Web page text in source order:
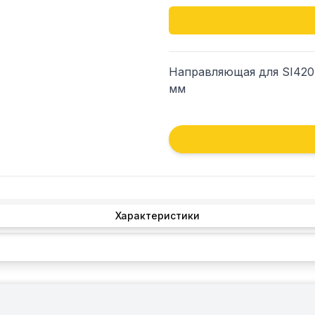
Направляющая для
мм
Характеристики